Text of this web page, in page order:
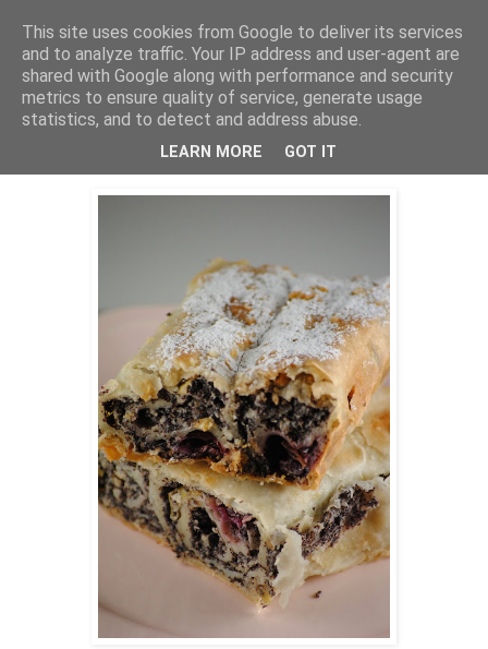
THURSDAYSCOOKING
ponedjeljak, 4. listopada 2021.
Štrudla od maka, jabuka i višanja
This site uses cookies from Google to deliver its services
and to analyze traffic. Your IP address and user-agent are
shared with Google along with performance and security
metrics to ensure quality of service, generate usage
statistics, and to detect and address abuse.
LEARN MORE GOT IT